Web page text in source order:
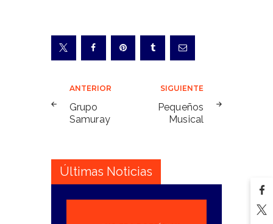
Promociones
Noticias
Contacto
Navegación
de
entradas
ANTERIOR
Grupo
Samuray
SIGUIENTE
Pequeños
Musical
Últimas Noticias